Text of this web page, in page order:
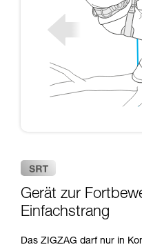
Gerät zur
Einfachstrang
Das ZIGZAG darf nur in